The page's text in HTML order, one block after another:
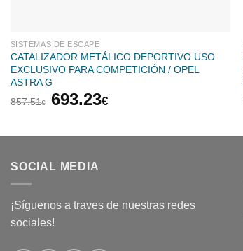
SISTEMAS DE ESCAPE
CATALIZADOR METÁLICO DEPORTIVO USO
EXCLUSIVO PARA COMPETICIÓN / OPEL
ASTRA G
857.51€
El
original
857.51€.
693.23€El
actual
SOCIAL MEDIA
¡Síguenos a traves de nuestras redes
sociales!